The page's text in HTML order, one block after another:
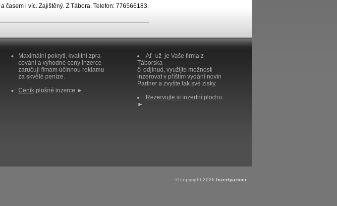
časem i víc. Zajištěný. Z Tábora. Telefon: 776566183.
Maximální pokrytí, kvalitní zpra-
cování a výhodné ceny inzerce
zaručují fimám účinnou reklamu
za skvělé peníze.
Ceník plošné inzerce ►
Ať už je Vaše firma z
Táborska
či odjinud, využijte možnosti
inzerovat v příštím vydání novin
Partner a zvyšte tak své zisky.
Rezervujte si inzertní plochu
►
© copyright 2026 Inzertpartner